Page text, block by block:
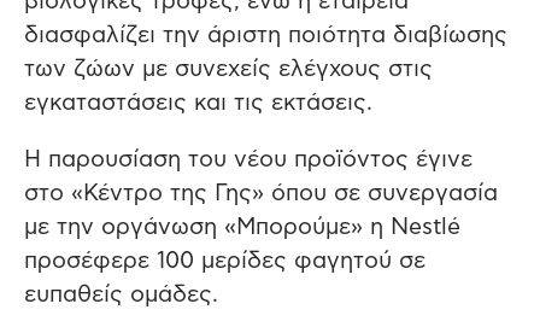
διασφαλίζει την άριστη ποιότητα διαβίωσης
των ζώων με συνεχείς ελέγχους στις
εγκαταστάσεις και τις εκτάσεις.
Η παρουσίαση του νέου προϊόντος έγινε
στο «Κέντρο της Γης» όπου σε συνεργασία
με την οργάνωση «Μπορούμε» η Nestlé
προσέφερε 100 μερίδες φαγητού σε
ευπαθείς ομάδες.